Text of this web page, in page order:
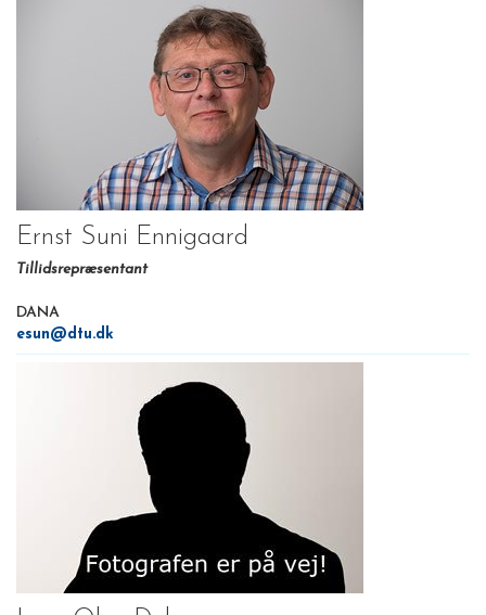
Ernst Suni Ennigaard
Tillidsrepræsentant
DANA
esun@dtu.dk